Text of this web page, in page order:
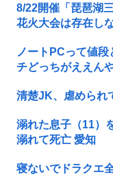
8/22開催「琵琶湖
花火大会は存在し
ノートPCって値
チどっちがええん
清楚JK、虐められ
溺れた息子（11）
溺れて死亡 愛知
寝ないでドラクエ